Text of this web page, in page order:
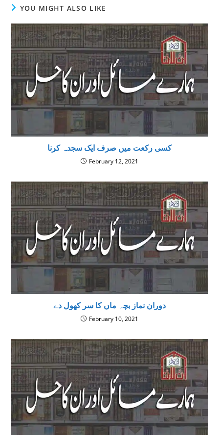
YOU MIGHT ALSO LIKE
کسی رکعت میں صرف ایک سجدہ کرنا
February 12, 2021
دوران نماز بچہ ماں کا سر کھول دے
February 10, 2021